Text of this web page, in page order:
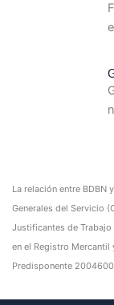
La relación entre BDBN
Generales del Servicio
Justificantes de
en el Registro Mercantil
Predisponente